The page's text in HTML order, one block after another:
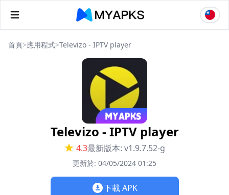
首頁>應用程式>Televizo - IPTV player
Televizo - IPTV player
4.3最新版本: v1.9.7.52-g
更新於: 04/05/2024 01:25
下載 APK